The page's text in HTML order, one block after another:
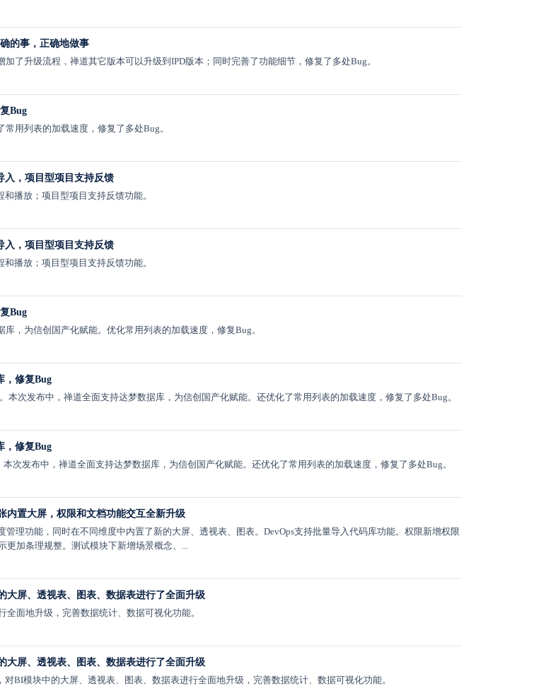
的事，正确地做事
了升级流程，禅道其它版本可以升级到IPD版本；同时完善了功能细节，修复了多处Bug。
Bug
用列表的加载速度，修复了多处Bug。
入，项目型项目支持反馈
播放；项目型项目支持反馈功能。
入，项目型项目支持反馈
播放；项目型项目支持反馈功能。
Bug
，为信创国产化赋能。优化常用列表的加载速度，修复Bug。
，修复Bug
本次发布中，禅道全面支持达梦数据库，为信创国产化赋能。还优化了常用列表的加载速度，修复了多处Bug。
，修复Bug
次发布中，禅道全面支持达梦数据库，为信创国产化赋能。还优化了常用列表的加载速度，修复了多处Bug。
内置大屏，权限和文档功能交互全新升级
管理功能，同时在不同维度中内置了新的大屏、透视表、图表。DevOps支持批量导入代码库功能。权限新增权限
更加条理规整。测试模块下新增场景概念、...
大屏、透视表、图表、数据表进行了全面升级
面地升级，完善数据统计、数据可视化功能。
大屏、透视表、图表、数据表进行了全面升级
对BI模块中的大屏、透视表、图表、数据表进行全面地升级，完善数据统计、数据可视化功能。